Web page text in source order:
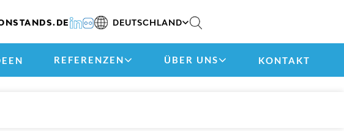
DEUTSCHLAND
REFERENZEN ÜBER UNS KONTAKT